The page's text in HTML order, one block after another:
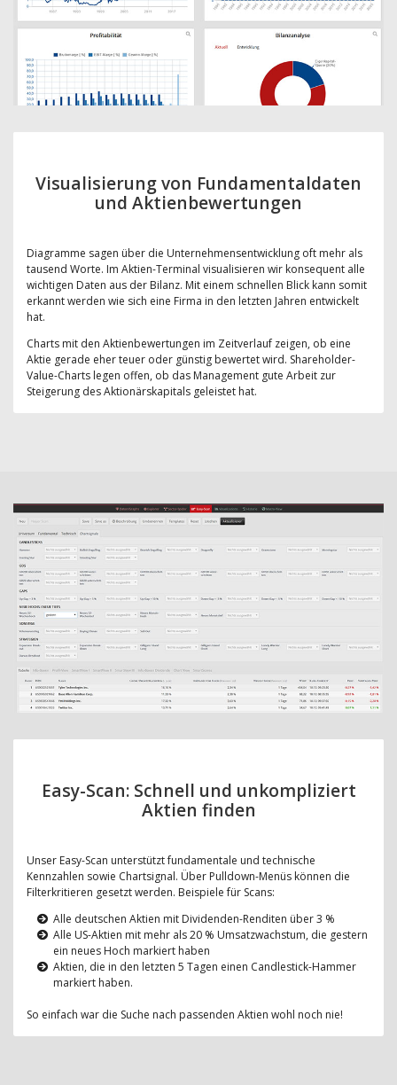
Visualisierung von Fundamentaldaten
und Aktienbewertungen
Diagramme sagen über die Unternehmensentwicklung oft mehr als
tausend Worte. Im Aktien-Terminal visualisieren wir konsequent alle
wichtigen Daten aus der Bilanz. Mit einem schnellen Blick kann somit
erkannt werden wie sich eine Firma in den letzten Jahren entwickelt
hat.
Charts mit den Aktienbewertungen im Zeitverlauf zeigen, ob eine
Aktie gerade eher teuer oder günstig bewertet wird. Shareholder-
Value-Charts legen offen, ob das Management gute Arbeit zur
Steigerung des Aktionärskapitals geleistet hat.
Easy-Scan: Schnell und unkompliziert
Aktien finden
Unser Easy-Scan unterstützt fundamentale und technische
Kennzahlen sowie Chartsignal. Über Pulldown-Menüs können die
Filterkritieren gesetzt werden. Beispiele für Scans:
Alle deutschen Aktien mit Dividenden-Renditen über 3 %
Alle US-Aktien mit mehr als 20 % Umsatzwachstum, die gestern
ein neues Hoch markiert haben
Aktien, die in den letzten 5 Tagen einen Candlestick-Hammer
markiert haben.
So einfach war die Suche nach passenden Aktien wohl noch nie!